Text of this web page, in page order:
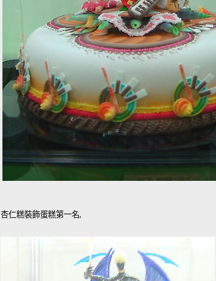
杏仁糕裝飾蛋糕第一名,